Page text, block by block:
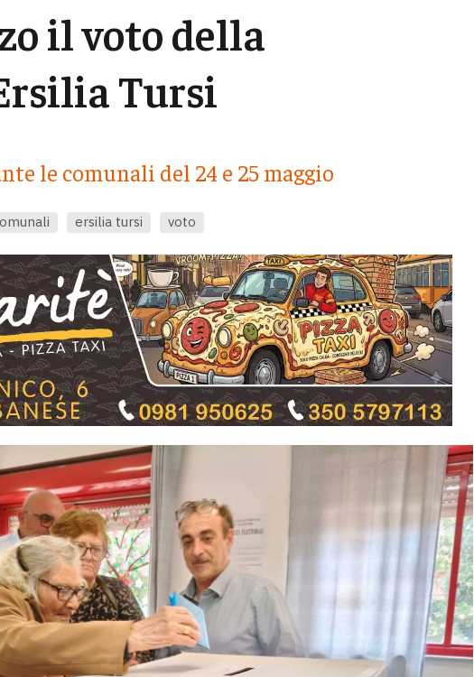
il voto della
Tursi
le comunali del 24 e 25 maggio
ersilia tursi voto